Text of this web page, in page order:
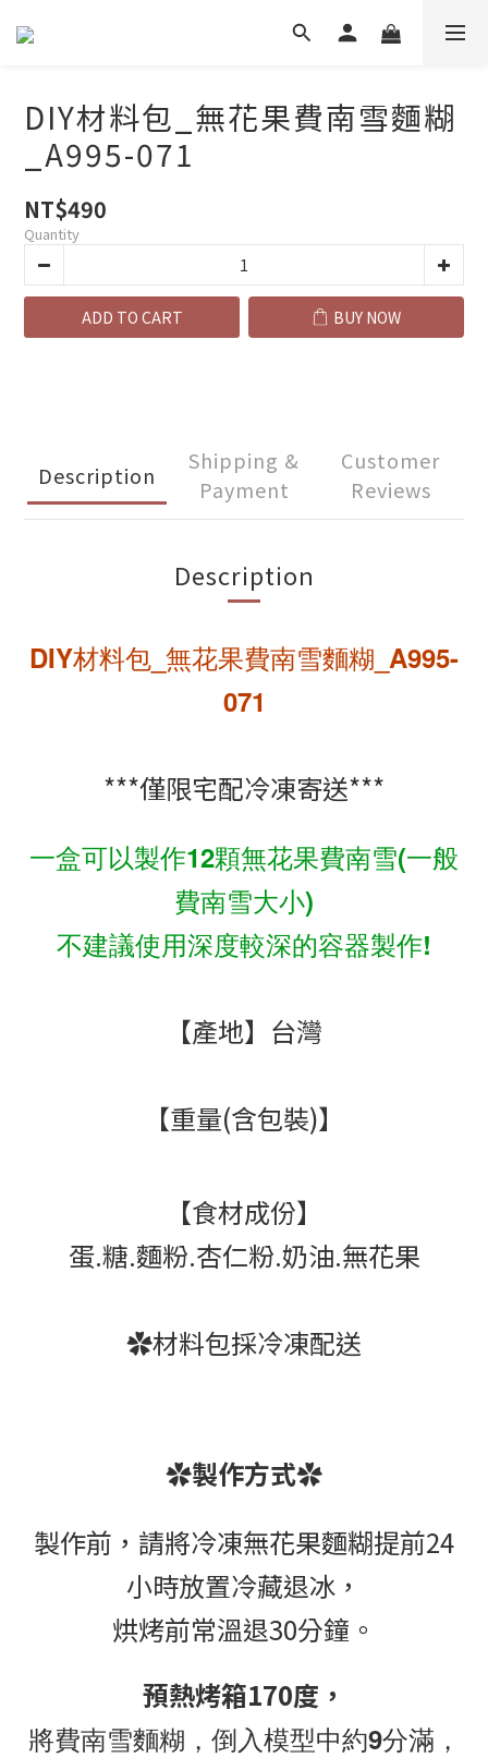
DIY材料包_無花果費南雪麵糊
_A995-071
NT$490
Quantity
ADD TO CART BUY NOW
Description
Shipping &
Payment
Customer
Reviews
Description
DIY材料包_無花果費南雪麵糊_A995-
071
***僅限宅配冷凍寄送***
一盒可以製作12顆無花果費南雪(一般
費南雪大小)
不建議使用深度較深的容器製作!
【產地】台灣
【重量(含包裝)】
【食材成份】
蛋.糖.麵粉.杏仁粉.奶油.無花果
✿材料包採冷凍配送
✿製作方式✿
製作前， 請將冷凍無花果麵糊提前24
小時放置冷藏退冰，
烘烤前常溫退30分鐘。
預熱烤箱170度，
將費南雪麵糊，倒入模型中約9分滿 ，